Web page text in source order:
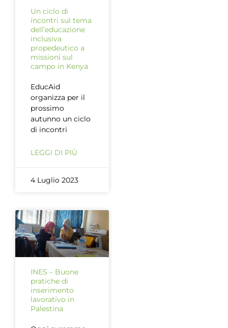
Un ciclo di
incontri sul tema
dell’educazione
inclusiva
propedeutico a
missioni sul
campo in Kenya
EducAid
organizza per il
prossimo
autunno un ciclo
di incontri
LEGGI DI PIÙ
4 Luglio 2023
INES – Buone
pratiche di
inserimento
lavorativo in
Palestina